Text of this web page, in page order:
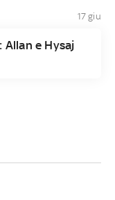
17 giu
Allan e Hysaj